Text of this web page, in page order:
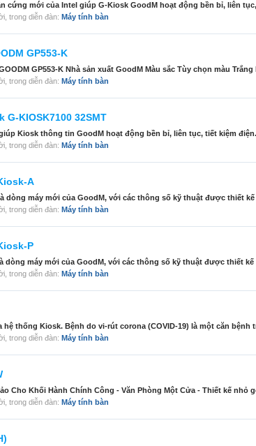
cứng mới của Intel giúp G-Kiosk GoodM hoạt động bền bỉ, liên
trong diễn đàn: Máy tính bàn
GP553-K
GP553-K Nhà sản xuất GoodM Màu sắc Tùy chọn màu
trong diễn đàn: Máy tính bàn
KIOSK7100 32SMT
Kiosk thông tin GoodM hoạt động bền bỉ, liên tục, tiết kiệm
trong diễn đàn: Máy tính bàn
A
dòng máy mới của GoodM, với các thông số kỹ thuật được thiết
trong diễn đàn: Máy tính bàn
P
dòng máy mới của GoodM, với các thông số kỹ thuật được thiết kế
trong diễn đàn: Máy tính bàn
hệ thống Kiosk. Bệnh do vi-rút corona (COVID-19) là một căn
trong diễn đàn: Máy tính bàn
Cho Khối Hành Chính Công - Văn Phòng Một Cửa - Thiết kế nhỏ
trong diễn đàn: Máy tính bàn